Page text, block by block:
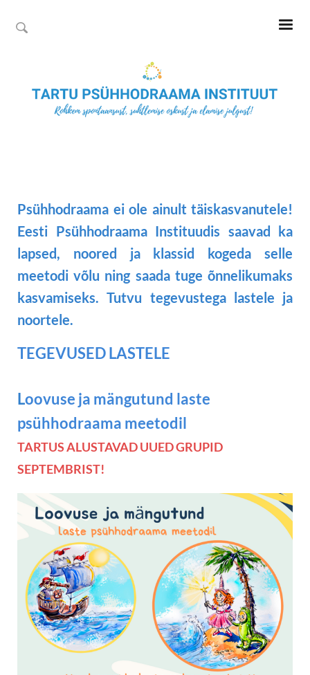
Psühhodraama ei ole ainult täiskasvanutele!
Eesti Psühhodraama Instituudis saavad ka
lapsed, noored ja klassid kogeda selle
meetodi võlu ning saada tuge õnnelikumaks
kasvamiseks. Tutvu tegevustega lastele ja
noortele.
TEGEVUSED LASTELE
Loovuse ja mängutund laste
psühhodraama meetodil
TARTUS ALUSTAVAD UUED GRUPID
SEPTEMBRIST!